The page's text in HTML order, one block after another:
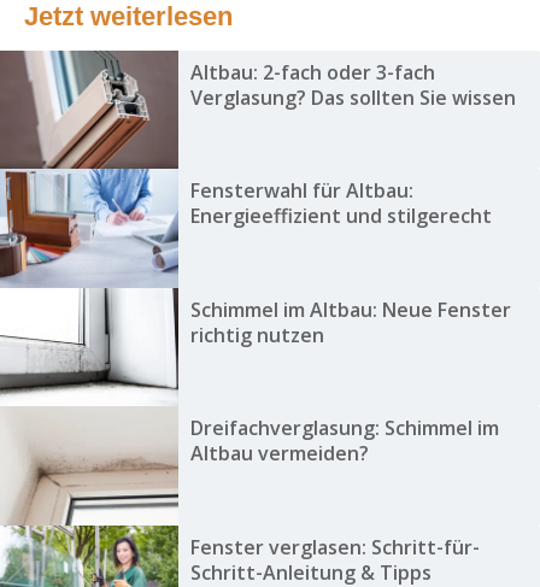
Jetzt weiterlesen
Altbau: 2-fach oder 3-fach
Verglasung? Das sollten Sie wissen
Fensterwahl für Altbau:
Energieeffizient und stilgerecht
Schimmel im Altbau: Neue Fenster
richtig nutzen
Dreifachverglasung: Schimmel im
Altbau vermeiden?
Fenster verglasen: Schritt-für-
Schritt-Anleitung & Tipps